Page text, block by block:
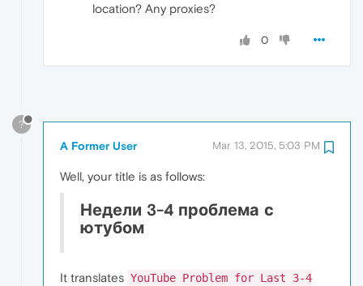
location? Any proxies?
0
?
A Former User Mar 13, 2015, 5:03 PM
Well, your title is as follows:
Недели 3-4 проблема с
ютубом
It translates YouTube Problem for Last 3-4